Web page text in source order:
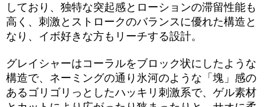
しており、独特な突起感とローションの滞留性能も
高く、刺激とストロークのバランスに優れた構造と
なり、イボ好きな方もリーチする設計。
グレイシャーはコーラルをブロック状にしたような
構造で、ネーミングの通り氷河のような「塊」感の
あるゴリゴリっとしたハッキリ刺激系で、ゲル素材